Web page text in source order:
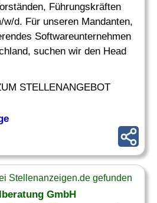
Führungskräften
d. Für unseren Mandanten,
Softwareunternehmen
suchen wir den Head
STELLENANGEBOT
Stellenanzeigen.de gefunden
GmbH